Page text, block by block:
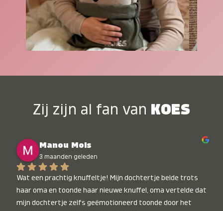
Zij zijn al fan van KOES
Manou Mols
3 maanden geleden
Wat een prachtig knuffeltje! Mijn dochtertje belde trots
haar oma en toonde haar nieuwe knuffel, oma vertelde dat
mijn dochtertje zelfs geëmotioneerd toonde door het